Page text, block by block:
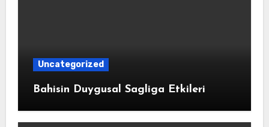
Uncategorized
Bahisin Duygusal Sagliga Etkileri